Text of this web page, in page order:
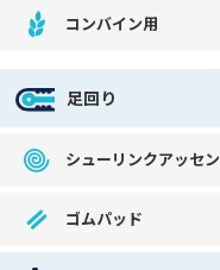
コンバイン用
足回り
シューリンクアッセン
ゴムパッド